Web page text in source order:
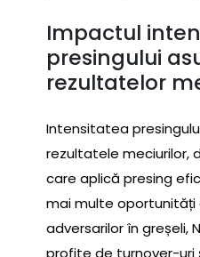
Impactul
presingului
rezultatelor
Intensitatea
rezultatele meciurilor,
care aplică presing
mai multe oportunități
adversarilor în greșeli,
profite de turnover-uri